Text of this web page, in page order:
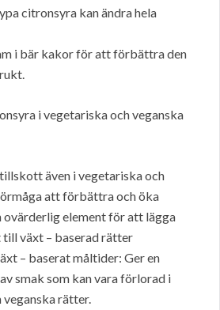
citronsyra kan ändra hela
i bär kakor för att förbättra den
i vegetariska och veganska
även i vegetariska och
att förbättra och öka
ovärderlig element för att lägga
växt – baserad rätter
– baserat måltider: Ger en
smak som kan vara förlorad i
rätter.